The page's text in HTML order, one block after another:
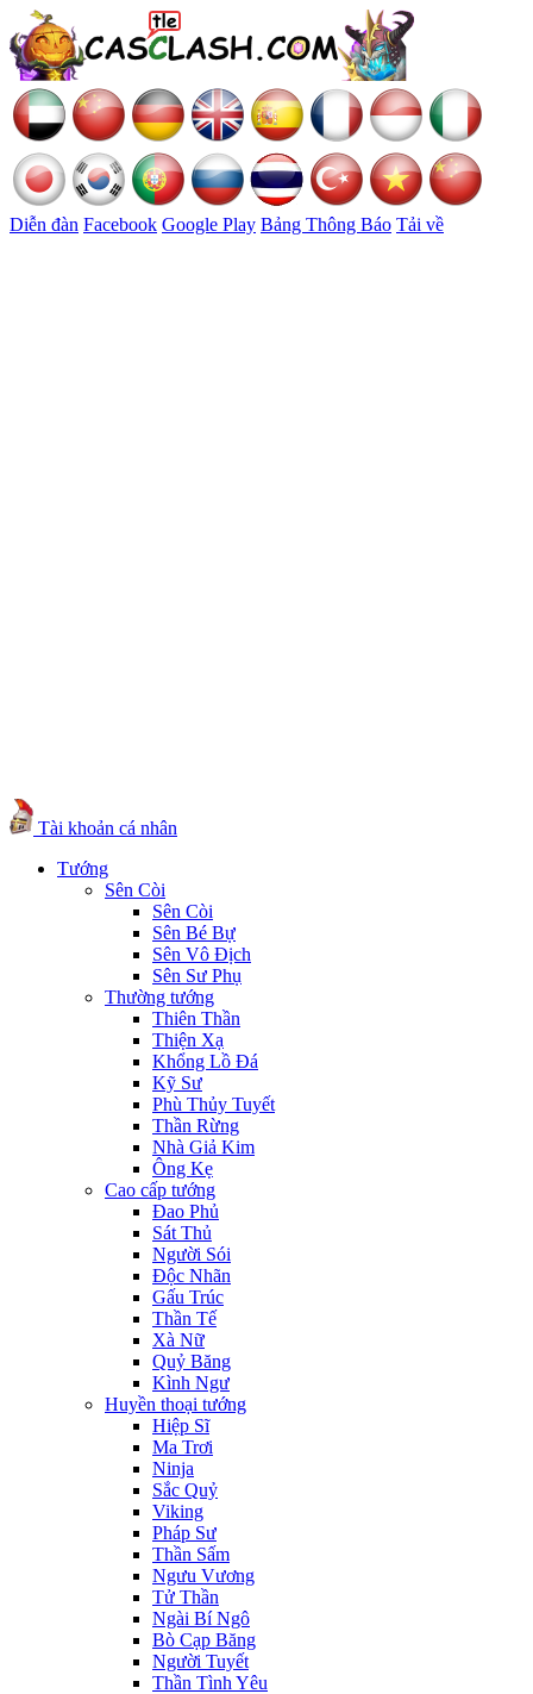
Diễn đàn Facebook Google Play Bảng Thông Báo Tải về
Tài khoản cá nhân
Tướng
Sên Còi
Sên Còi
Sên Bé Bự
Sên Vô Địch
Sên Sư Phụ
Thường tướng
Thiên Thần
Thiện Xạ
Khổng Lồ Đá
Kỹ Sư
Phù Thủy Tuyết
Thần Rừng
Nhà Giả Kim
Ông Kẹ
Cao cấp tướng
Đao Phủ
Sát Thủ
Người Sói
Độc Nhãn
Gấu Trúc
Thần Tế
Xà Nữ
Quỷ Băng
Kình Ngư
Huyền thoại tướng
Hiệp Sĩ
Ma Trơi
Ninja
Sắc Quỷ
Viking
Pháp Sư
Thần Sấm
Ngưu Vương
Tử Thần
Ngài Bí Ngô
Bò Cạp Băng
Người Tuyết
Thần Tình Yêu